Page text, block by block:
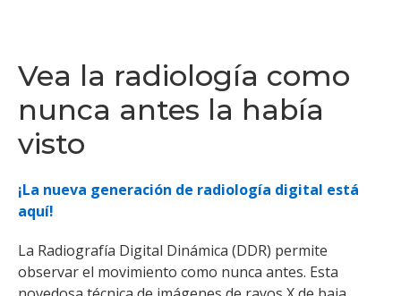
Vea la radiología como
nunca antes la había
visto
¡La nueva generación de radiología digital está
aquí!
La Radiografía Digital Dinámica (DDR) permite
observar el movimiento como nunca antes. Esta